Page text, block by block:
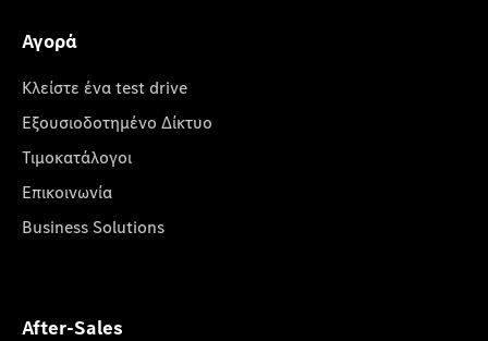
Αγορά
Κλείστε ένα test drive
Εξουσιοδοτημένο Δίκτυο
Τιμοκατάλογοι
Επικοινωνία
Business Solutions
After-Sales